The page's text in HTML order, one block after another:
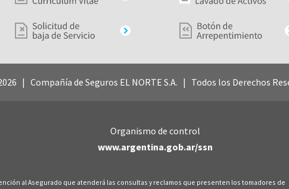
| Compañía de Seguros EL NORTE S.A. | Todos los Derechos
Organismo de control
www.argentina.gob.ar/ssn
al Asegurado que atenderá las consultas y reclamos que presenten los tomadores de